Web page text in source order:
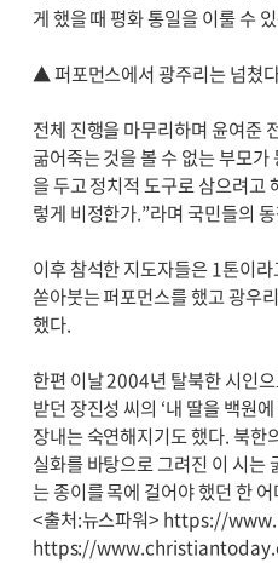
게 했을 때 평화 통일을 이룰 수
▲ 퍼포먼스에서 광주리는 넘쳤
전체 진행을 마무리하며 윤여준
굶어죽는 것을 볼 수 없는 부모
을 두고 정치적 도구로 삼으려고
렇게 비정한가.”라며 국민들의
이후 참석한 지도자들은 1톤이
쏟아붓는 퍼포먼스를 했고 광우
했다.
한편 이날 2004년 탈북한 시인
받던 장진성 씨의 ‘내 딸을 백원
장내는 숙연해지기도 했다. 북한
실화를 바탕으로 그려진 이 시
는 종이를 목에 걸어야 했던 한
<출처:뉴스파워> https://
https://